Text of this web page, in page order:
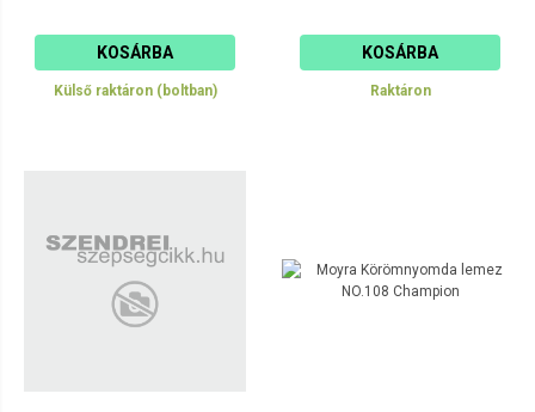
KOSÁRBA
Külső raktáron (boltban)
KOSÁRBA
Raktáron